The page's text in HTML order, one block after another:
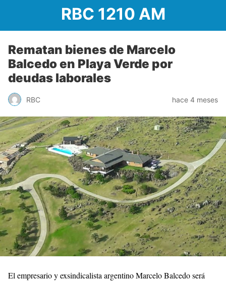
RBC 1210 AM
Rematan bienes de Marcelo
Balcedo en Playa Verde por
deudas laborales
RBC hace 4 meses
El empresario y exsindicalista argentino Marcelo Balcedo será